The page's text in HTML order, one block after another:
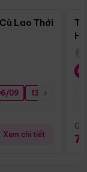
Lao Thới
09 13/09
Xem chi tiết